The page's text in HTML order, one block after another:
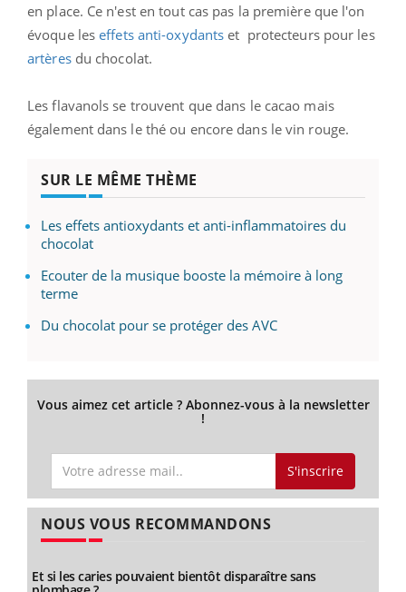
en place. Ce n'est en tout cas pas la première que l'on
évoque leseffets anti-oxydants et protecteurs pour les
artèresdu chocolat.
Les flavanols se trouvent que dans le cacao mais
également dans le thé ou encore dans le vin rouge.
SUR LE MÊME THÈME
Les effets antioxydants et anti-inflammatoires du
chocolat
Ecouter de la musique booste la mémoire à long
terme
Du chocolat pour se protéger des AVC
Vous aimez cet article ? Abonnez-vous à la newsletter
!
S'inscrire
NOUS VOUS RECOMMANDONS
Et si les caries pouvaient bientôt disparaître sans